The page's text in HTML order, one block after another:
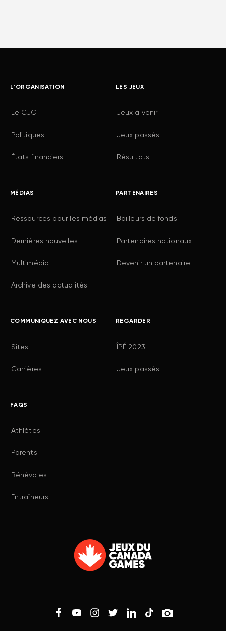
L'ORGANISATION
Le CJC
Politiques
États financiers
LES JEUX
Jeux à venir
Jeux passés
Résultats
MÉDIAS
Ressources pour les médias
Dernières nouvelles
Multimédia
Archive des actualités
PARTENAIRES
Bailleurs de fonds
Partenaires nationaux
Devenir un partenaire
COMMUNIQUEZ AVEC NOUS
Sites
Carrières
REGARDER
ÎPÉ 2023
Jeux passés
FAQS
Athlètes
Parents
Bénévoles
Entraîneurs